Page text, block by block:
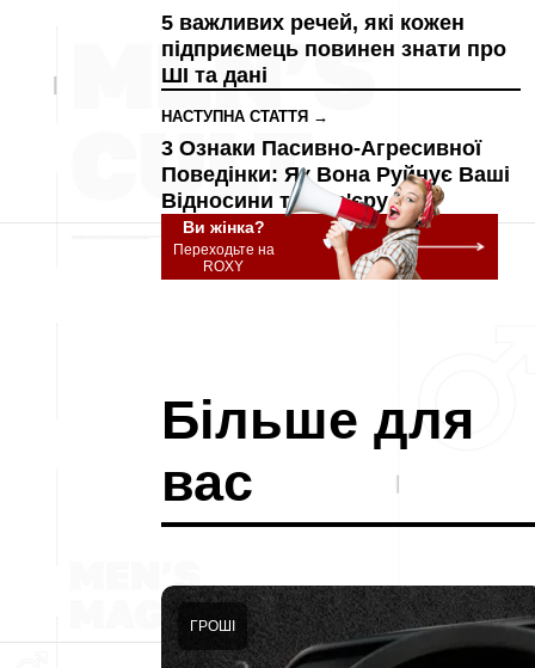
5 важливих речей, які кожен
підприємець повинен знати про
ШІ та дані
НАСТУПНА СТАТТЯ →
3 Ознаки Пасивно-Агресивної
Поведінки: Як Вона Руйнує Ваші
Відносини та Кар'єру
Ви жінка?
Переходьте на
ROXY
Більше для
вас
ГРОШІ